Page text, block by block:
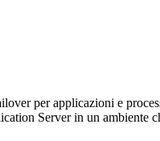
per applicazioni e
Serverin un ambiente